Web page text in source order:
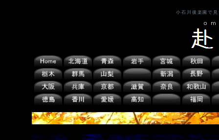
小石川後楽園で